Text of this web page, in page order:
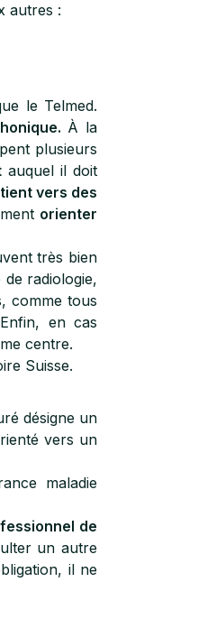
autres :
le Telmed.
À la
plusieurs
auquel il doit
vers des
orienter
très bien
radiologie,
comme tous
Enfin, en cas
centre.
Suisse.
désigne un
vers un
maladie
de
un autre
il ne